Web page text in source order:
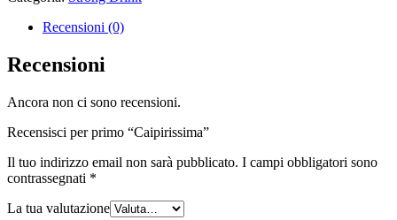
Recensioni (0)
Recensioni
Ancora non ci sono recensioni.
Recensisci per primo “Caipirissima”
Il tuo indirizzo email non sarà pubblicato. I campi obbligatori sono
contrassegnati *
La tua valutazione